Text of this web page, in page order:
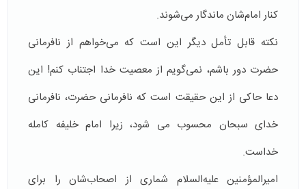
کنار امام‌شان ماندگار می‌شوند.
نکته قابل تأمل دیگر این است که می‌خواهم از نافرمانی
حضرت دور باشم، نمی‌گویم از معصیت خدا اجتناب کنم! این
دعا حاکی از این حقیقت است که نافرمانی حضرت، نافرمانی
خدای سبحان محسوب می شود، زیرا امام خلیفه کامله
خداست.
امیرالمؤمنین علیه‌السلام شماری از اصحاب‌شان را برای